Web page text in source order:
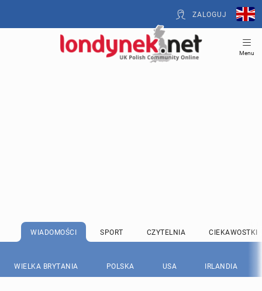
ZALOGUJ
Menu
WIADOMOŚCI SPORT CZYTELNIA CIEKAWOSTKI
WIELKA BRYTANIA POLSKA USA IRLANDIA